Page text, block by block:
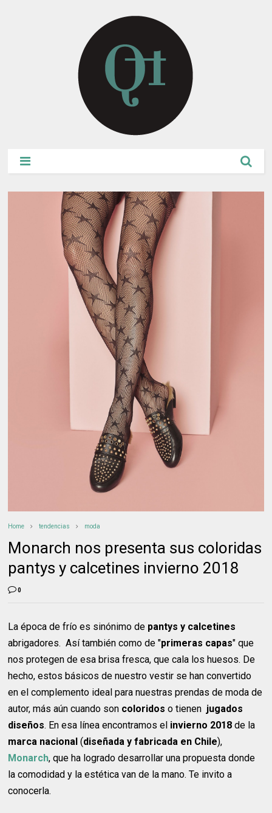
Home tendencias moda
Monarch nos presenta sus coloridas
pantys y calcetines invierno 2018
0
La época de frío es sinónimo de pantys y calcetines
abrigadores. Así también como de "primeras capas" que
nos protegen de esa brisa fresca, que cala los huesos. De
hecho, estos básicos de nuestro vestir se han convertido
en el complemento ideal para nuestras prendas de moda de
autor, más aún cuando son coloridos o tienen jugados
diseños. En esa línea encontramos el invierno 2018de la
marca nacional (diseñada y fabricada en Chile),
Monarch, que ha logrado desarrollar una propuesta donde
la comodidad y la estética van de la mano. Te invito a
conocerla.